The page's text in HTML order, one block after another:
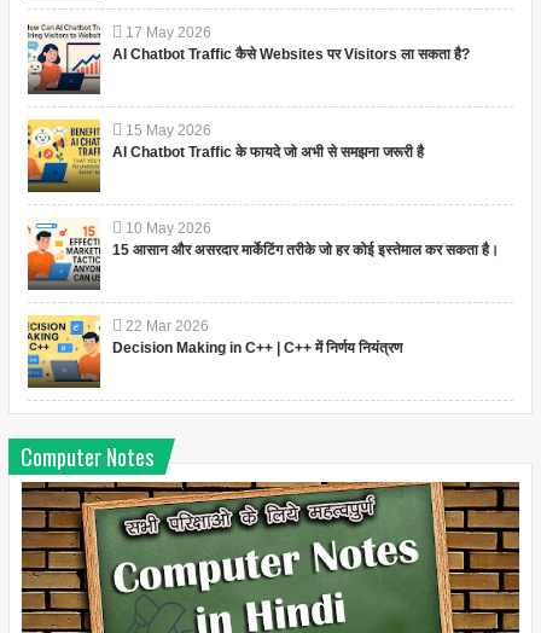
17 May 2026
AI Chatbot Traffic कैसे Websites पर Visitors ला सकता है?
15 May 2026
AI Chatbot Traffic के फायदे जो अभी से समझना जरूरी है
10 May 2026
15 आसान और असरदार मार्केटिंग तरीके जो हर कोई इस्तेमाल कर सकता है।
22 Mar 2026
Decision Making in C++ | C++ में निर्णय नियंत्रण
Computer Notes